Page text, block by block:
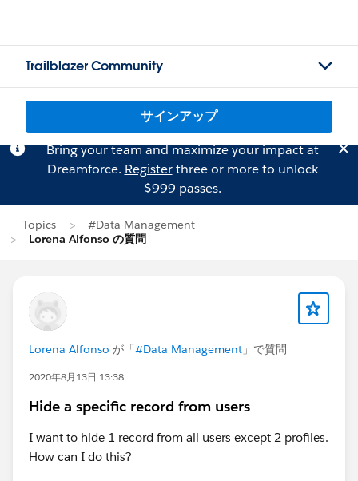
Trailblazer Community
サインアップ
Bring your team and maximize your impact at
Dreamforce. Registerthree or more to unlock
$999 passes.
Topics
#Data Management
Lorena Alfonso の質問
Lorena Alfonso が「#Data Management 」で質問
2020年8月13日 13:38
Hide a specific record from users
I want to hide 1 record from all users except 2 profiles.
How can I do this?